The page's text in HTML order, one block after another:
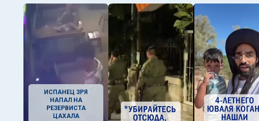
ИСПАНЕЦ ЗРЯ
НАПАЛ НА
РЕЗЕРВИСТА
ЦАХАЛА